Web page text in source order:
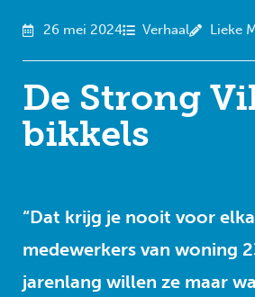
26 mei 2024 Verhaal Lieke
De Strong
bikkels
“Dat krijg je nooit voor
medewerkers van woning
jarenlang willen ze maar